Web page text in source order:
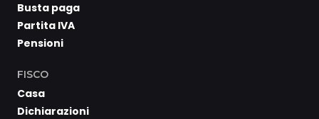
Busta paga
Partita IVA
Pensioni
FISCO
Casa
Dichiarazioni